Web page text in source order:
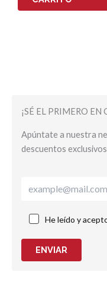
¡SÉ EL PRIMERO EN
Apúntate a nuestra
descuentos
He leído y
ENVIAR